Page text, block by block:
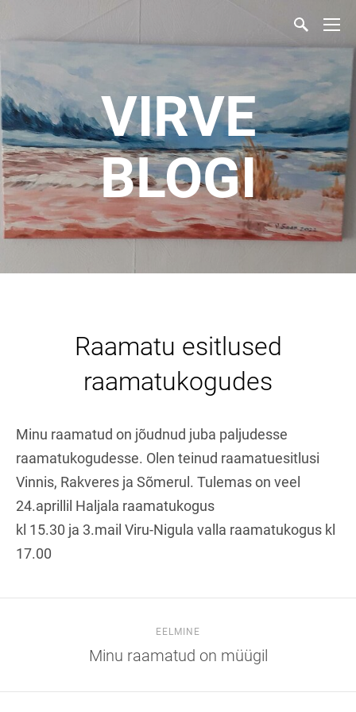
VIRVE
BLOGI
Raamatu esitlused
raamatukogudes
Minu raamatud on jõudnud juba paljudesse
raamatukogudesse. Olen teinud raamatuesitlusi
Vinnis, Rakveres ja Sõmerul. Tulemas on veel
24.aprillil Haljala raamatukogus
kl 15.30 ja 3.mail Viru-Nigula valla raamatukogus kl
17.00
EELMINE
Minu raamatud on müügil